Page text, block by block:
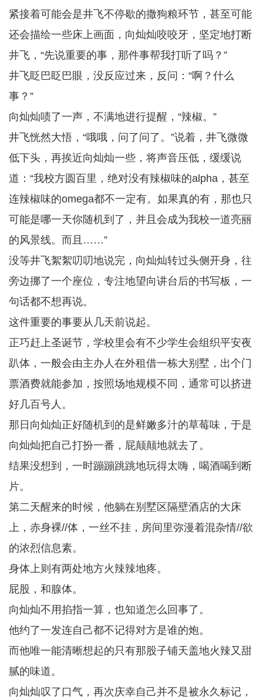
紧接着可能会是井飞不停歇的撒狗粮环节，甚至可能
还会描绘一些床上画面，向灿灿咬咬牙，坚定地打断
井飞，“先说重要的事，那件事帮我打听了吗？”
井飞眨巴眨巴眼，没反应过来，反问：“啊？什么
事？”
向灿灿啧了一声，不满地进行提醒，“辣椒。”
井飞恍然大悟，“哦哦，问了问了。”说着，井飞微微
低下头，再挨近向灿灿一些，将声音压低，缓缓说
道：“我校方圆百里，绝对没有辣椒味的alpha，甚至
连辣椒味的omega都不一定有。如果真的有，那也只
可能是哪一天你随机到了，并且会成为我校一道亮丽
的风景线。而且……”
没等井飞絮絮叨叨地说完，向灿灿转过头侧开身，往
旁边挪了一个座位，专注地望向讲台后的书写板，一
句话都不想再说。
这件重要的事要从几天前说起。
正巧赶上圣诞节，学校里会有不少学生会组织平安夜
趴体，一般会由主办人在外租借一栋大别墅，出个门
票酒费就能参加，按照场地规模不同，通常可以挤进
好几百号人。
那日向灿灿正好随机到的是鲜嫩多汁的草莓味，于是
向灿灿把自己打扮一番，屁颠颠地就去了。
结果没想到，一时蹦蹦跳跳地玩得太嗨，喝酒喝到断
片。
第二天醒来的时候，他躺在别墅区隔壁酒店的大床
上，赤身裸//体，一丝不挂，房间里弥漫着混杂情//欲
的浓烈信息素。
身体上则有两处地方火辣辣地疼。
屁股，和腺体。
向灿灿不用掐指一算，也知道怎么回事了。
他约了一发连自己都不记得对方是谁的炮。
而他唯一能清晰想起的只有那股子铺天盖地火辣又甜
腻的味道。
向灿灿叹了口气，再次庆幸自己并不是被永久标记，